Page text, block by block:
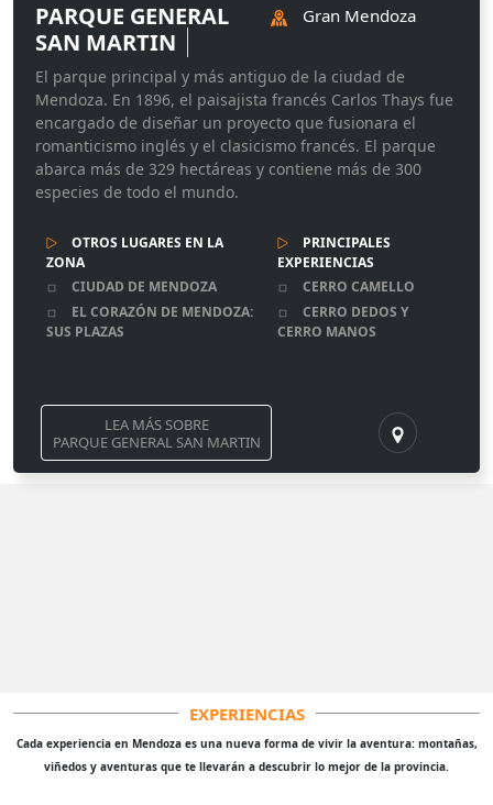
PARQUE GENERAL
SAN MARTIN
Gran Mendoza
El parque principal y más antiguo de la ciudad de
Mendoza. En 1896, el paisajista francés Carlos Thays fue
encargado de diseñar un proyecto que fusionara el
romanticismo inglés y el clasicismo francés. El parque
abarca más de 329 hectáreas y contiene más de 300
especies de todo el mundo.
OTROS LUGARES EN LA
ZONA
CIUDAD DE MENDOZA
EL CORAZÓN DE MENDOZA:
SUS PLAZAS
PRINCIPALES
EXPERIENCIAS
CERRO CAMELLO
CERRO DEDOS Y
CERRO MANOS
LEA MÁS SOBRE
PARQUE GENERAL SAN MARTIN
EXPERIENCIAS
Cada experiencia en Mendoza es una nueva forma de vivir la aventura: montañas,
viñedos y aventuras que te llevarán a descubrir lo mejor de la provincia.